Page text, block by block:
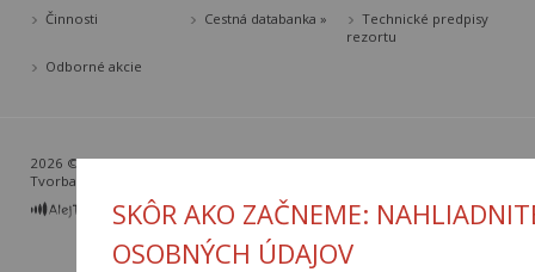
SKÔR AKO ZAČNEME:
OSOBNÝCH ÚDAJOV
Činnosti
Cestná databanka »
Technické predpisy
rezortu
Odborné akcie
2026 © Slovenská správa ciest |Nastavenia cookies
Tvorba web stránok